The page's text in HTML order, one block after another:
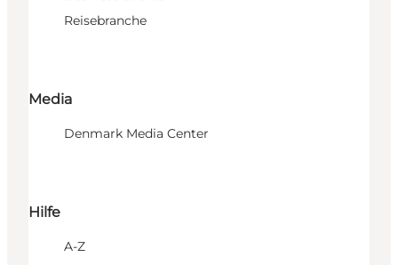
Reisebranche
Media
Denmark Media Center
Hilfe
A-Z